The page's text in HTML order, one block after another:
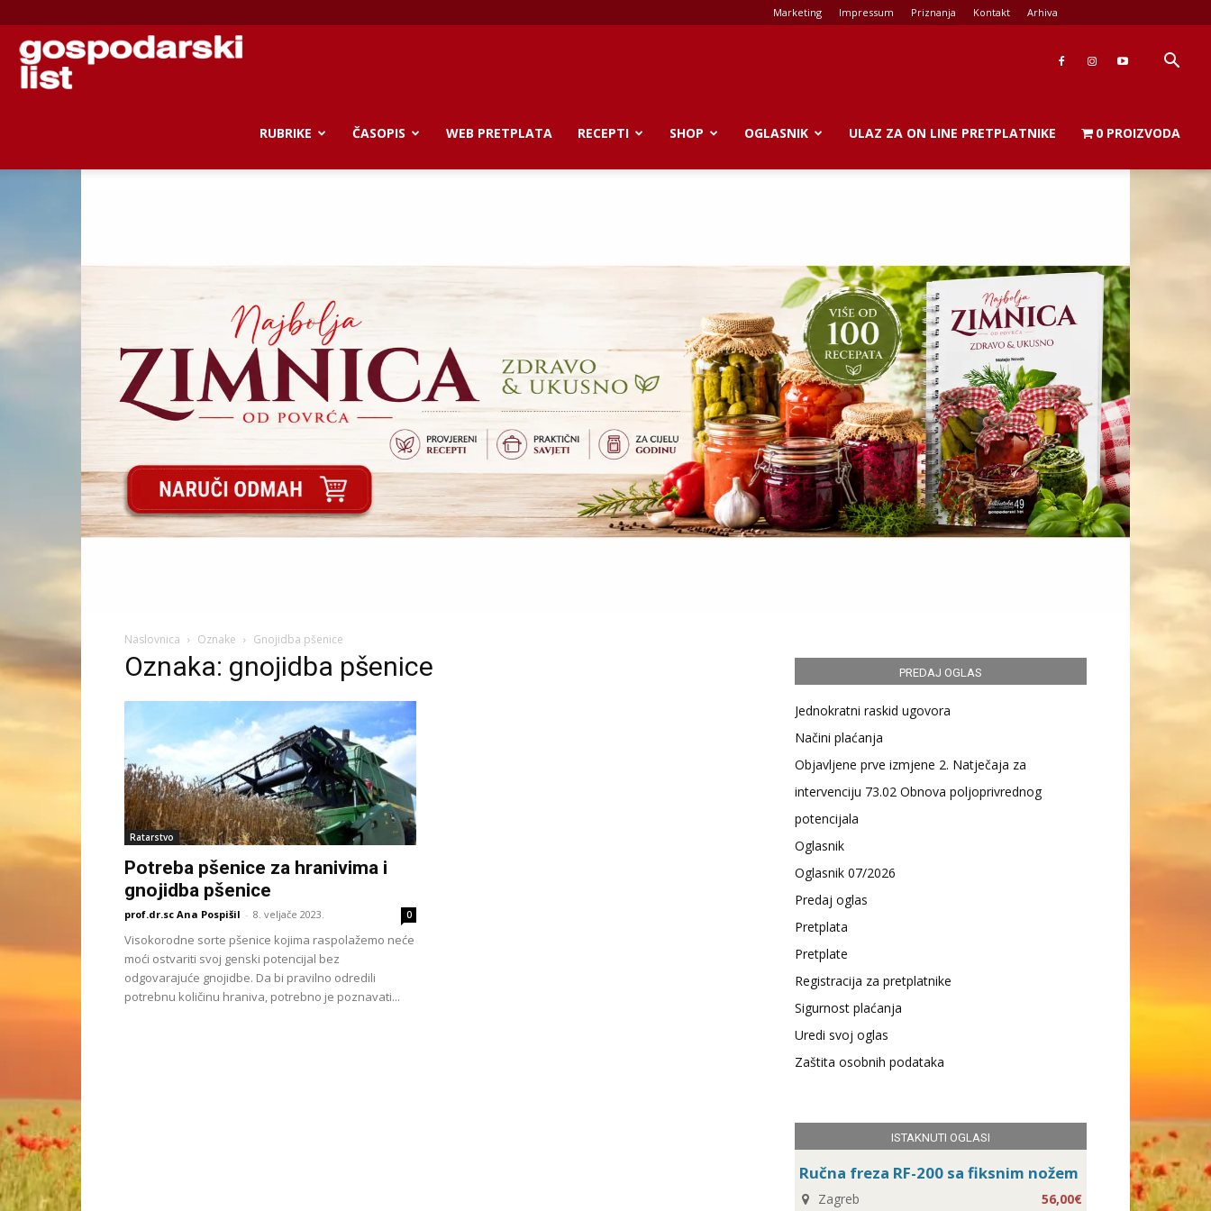
Marketing Impressum Priznanja Kontakt Arhiva
Gospodarski
RUBRIKE ČASOPIS WEB PRETPLATA RECEPTI SHOP OGLASNIK ULAZ ZA ON LINE PRETPLATNIKE 0 PROIZVODA
Naslovnica Oznake Gnojidba pšenice
Oznaka: gnojidba pšenice
Ratarstvo
Potreba pšenice za hranivima i
gnojidba pšenice
prof.dr.sc Ana Pospišil - 8. veljače 2023. 0
Visokorodne sorte pšenice kojima raspolažemo neće
moći ostvariti svoj genski potencijal bez
odgovarajuće gnojidbe. Da bi pravilno odredili
potrebnu količinu hraniva, potrebno je poznavati...
PREDAJ OGLAS
Jednokratni raskid ugovora
Načini plaćanja
Objavljene prve izmjene 2. Natječaja za
intervenciju 73.02 Obnova poljoprivrednog
potencijala
Oglasnik
Oglasnik 07/2026
Predaj oglas
Pretplata
Pretplate
Registracija za pretplatnike
Sigurnost plaćanja
Uredi svoj oglas
Zaštita osobnih podataka
ISTAKNUTI OGLASI
Ručna freza RF-200 sa fiksnim nožem
Zagreb 56,00€